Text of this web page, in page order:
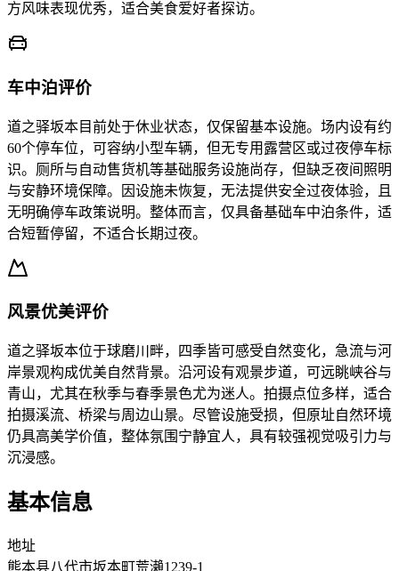
方风味表现优秀，适合美食爱好者探访。
车中泊评价
道之驿坂本目前处于休业状态，仅保留基本设施。场内设有约
60个停车位，可容纳小型车辆，但无专用露营区或过夜停车标
识。厕所与自动售货机等基础服务设施尚存，但缺乏夜间照明
与安静环境保障。因设施未恢复，无法提供安全过夜体验，且
无明确停车政策说明。整体而言，仅具备基础车中泊条件，适
合短暂停留，不适合长期过夜。
风景优美评价
道之驿坂本位于球磨川畔，四季皆可感受自然变化，急流与河
岸景观构成优美自然背景。沿河设有观景步道，可远眺峡谷与
青山，尤其在秋季与春季景色尤为迷人。拍摄点位多样，适合
拍摄溪流、桥梁与周边山景。尽管设施受损，但原址自然环境
仍具高美学价值，整体氛围宁静宜人，具有较强视觉吸引力与
沉浸感。
基本信息
地址
熊本县八代市坂本町荒瀨1239-1